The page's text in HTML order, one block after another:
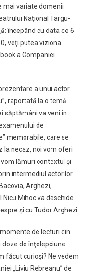
mai variate domenii
Naţional Târgu-
începând cu data de 6
veţi putea viziona
a Companiei
a unui actor
raportată la o temă
săptămâni va veni în
de
memorabile, care se
la necaz, noi vom oferi
lămuri contextul şi
intermediul actorilor
Arghezi,
Nicu Mihoc va deschide
şi cu Tudor Arghezi.
de lecturi din
de înţelepciune
făcut curioşi? Ne vedem
„Liviu Rebreanu” de